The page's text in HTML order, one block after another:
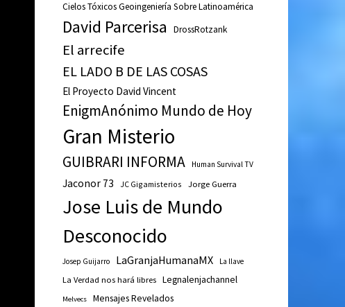
Cielos Tóxicos Geoingeniería Sobre Latinoamérica
David Parcerisa DrossRotzank
El arrecife
EL LADO B DE LAS COSAS
El Proyecto David Vincent
EnigmAnónimo Mundo de Hoy
Gran Misterio
GUIBRARI INFORMA Human Survival TV
Jaconor 73 JC Gigamisterios Jorge Guerra
Jose Luis de Mundo
Desconocido
Josep Guijarro LaGranjaHumanaMX La llave
La Verdad nos hará libres Legnalenjachannel
Melvecs Mensajes Revelados